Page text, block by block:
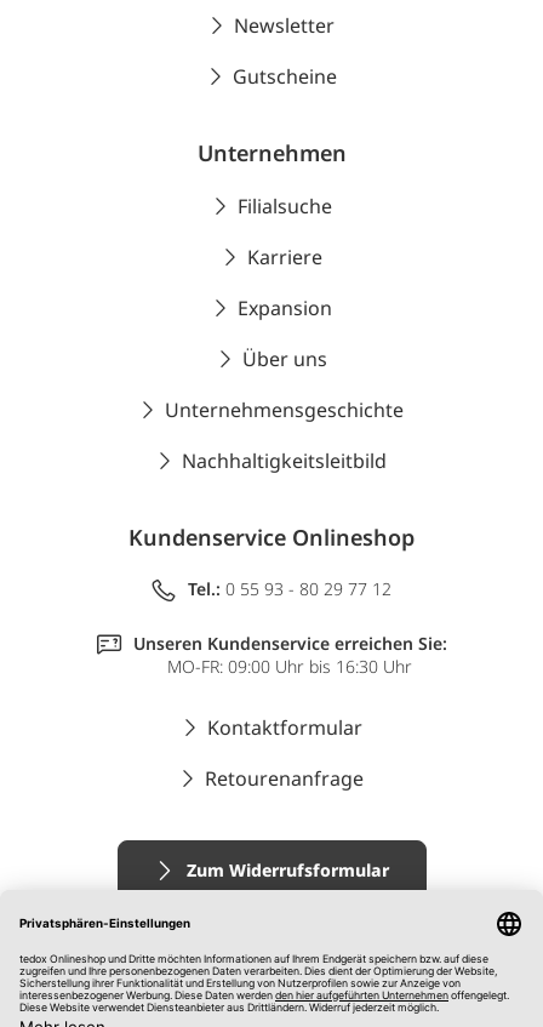
Newsletter
Gutscheine
Unternehmen
Filialsuche
Karriere
Expansion
Über uns
Unternehmensgeschichte
Nachhaltigkeitsleitbild
Kundenservice Onlineshop
Tel.: 0 55 93 - 80 29 77 12
Unseren Kundenservice erreichen Sie:
MO-FR: 09:00 Uhr bis 16:30 Uhr
Kontaktformular
Retourenanfrage
Zum Widerrufsformular
Impressum
AGB